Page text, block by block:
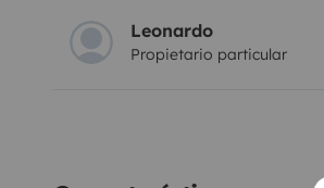
tomas de 12v, utensilios de
cama, placa solar, peldaño
Leonardo
Propietario particular